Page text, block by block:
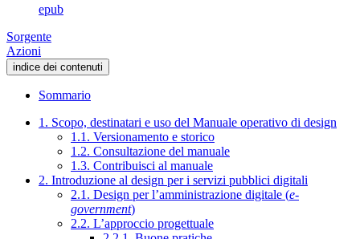
epub
Sorgente
Azioni
indice dei contenuti
Sommario
1. Scopo, destinatari e uso del Manuale operativo di design
1.1. Versionamento e storico
1.2. Consultazione del manuale
1.3. Contribuisci al manuale
2. Introduzione al design per i servizi pubblici digitali
2.1. Design per l’amministrazione digitale (e-
government)
2.2. L’approccio progettuale